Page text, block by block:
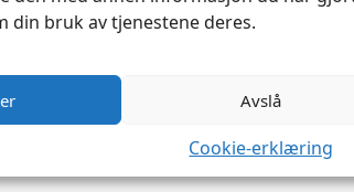
din bruk av tjenestene deres.
Avslå
Cookie-erklæring
er made in China, og det er ingen informasjon om
Ta kontakt med oss på kundeservice, så finner vi en